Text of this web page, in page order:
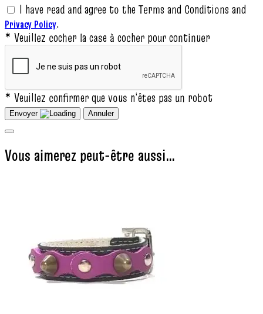
I have read and agree to the Terms and Conditions and
Privacy Policy.
* Veuillez cocher la case à cocher pour continuer
* Veuillez confirmer que vous n‘êtes pas un robot
Envoyer Annuler
Vous aimerez peut-être aussi…